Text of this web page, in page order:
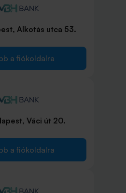
Alkotás utca 53.
a fiókoldalra
Váci út 20.
a fiókoldalra